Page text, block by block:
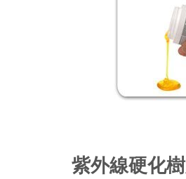
紫外線硬化